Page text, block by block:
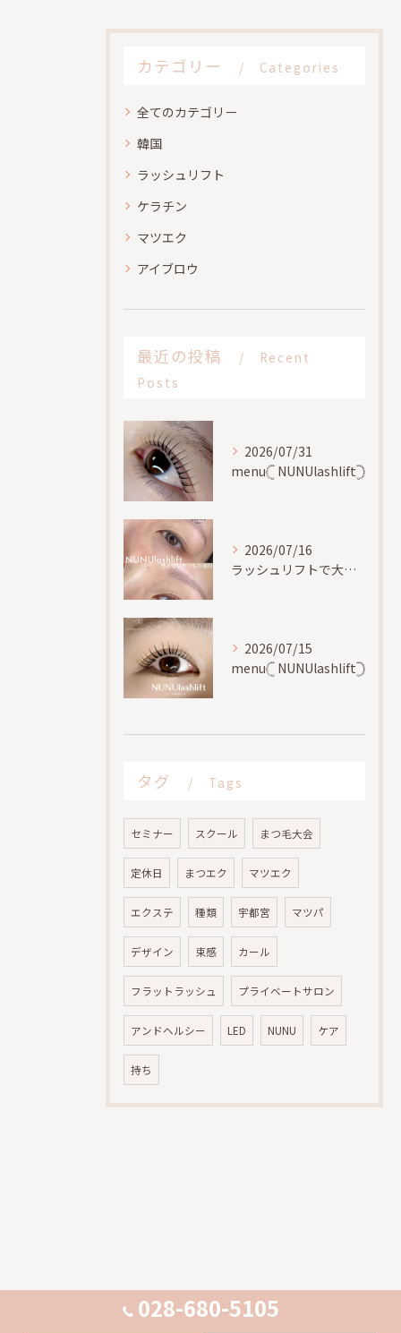
カテゴリー Categories
全てのカテゴリー
韓国
ラッシュリフト
ケラチン
マツエク
アイブロウ
最近の投稿
Recent
Posts
2026/07/31
menu𓊆 NUNUlashlift𓊇
2026/07/16
ラッシュリフトで大切な事、
2026/07/15
menu𓊆 NUNUlashlift𓊇
タグ Tags
セミナー スクール まつ毛大会
定休日 まつエク マツエク
エクステ 種類 宇都宮 マツパ
デザイン 束感 カール
フラットラッシュ プライベートサロン
アンドヘルシー LED NUNU ケア
持ち
028-680-5105